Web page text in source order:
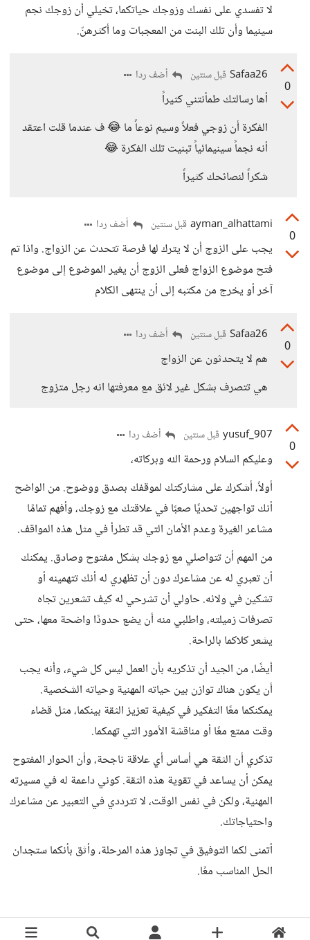
لا تفسدي على نفسك وزوجك حياتكما، تخيلي أن زوجك نجم
سينيما وأن تلك البنت من المعجبات وما أكثرهنّ.
0
Safaa26 قبل سنتين أضف ردا
أها رسالتك طمأنتني كثيراً
الفكرة أن زوجي فعلاً وسيم نوعاً ما 😂 ف عندما قلت اعتقد
أنه نجماً سينيمائياً تبنيت تلك الفكرة 😂
شكراً لنصائحك كثيراً
0
ayman_alhattami قبل سنتين أضف ردا
يجب على الزوج أن لا يترك لها فرصة تتحدث عن الزواج. واذا تم
فتح موضوع الزواج فعلى الزوج أن يغير الموضوع إلى موضوع
آخر أو يخرج من مكتبه إلى أن ينتهى الكلام
0
Safaa26 قبل سنتين أضف ردا
هم لا يتحدثون عن الزواج
هي تتصرف بشكل غير لائق مع معرفتها انه رجل متزوج
0
yusuf_907 قبل سنتين أضف ردا
وعليكم السلام ورحمة الله وبركاته،
أولاً، أشكرك على مشاركتك لموقفك بصدق ووضوح. من الواضح
أنك تواجهين تحديًا صعبًا في علاقتك مع زوجك، وأفهم تمامًا
مشاعر الغيرة وعدم الأمان التي قد تطرأ في مثل هذه المواقف.
من المهم أن تتواصلي مع زوجك بشكل مفتوح وصادق. يمكنك
أن تعبري له عن مشاعرك دون أن تظهري له أنك تتهمينه أو
تشكين في ولائه. حاولي أن تشرحي له كيف تشعرين تجاه
تصرفات زميلته، واطلبي منه أن يضع حدودًا واضحة معها، حتى
يشعر كلاكما بالراحة.
أيضًا، من الجيد أن تذكريه بأن العمل ليس كل شيء، وأنه يجب
أن يكون هناك توازن بين حياته المهنية وحياته الشخصية.
يمكنكما معًا التفكير في كيفية تعزيز الثقة بينكما، مثل قضاء
وقت ممتع معًا أو مناقشة الأمور التي تهمكما.
تذكري أن الثقة هي أساس أي علاقة ناجحة، وأن الحوار المفتوح
يمكن أن يساعد في تقوية هذه الثقة. كوني داعمة له في مسيرته
المهنية، ولكن في نفس الوقت، لا تترددي في التعبير عن مشاعرك
واحتياجاتك.
أتمنى لكما التوفيق في تجاوز هذه المرحلة، وأثق بأنكما ستجدان
الحل المناسب معًا.